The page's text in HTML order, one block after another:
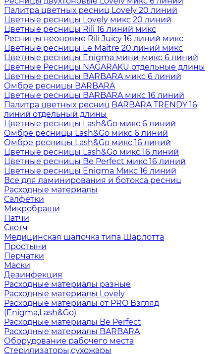
Палитра цветных ресниц Lovely 20 линий
Цветные ресницы Lovely микс 20 линий
Цветные ресницы Rili 16 линий микс
Ресницы неоновые Rili Juicy 16 линий микс
Цветные ресницы Le Maitre 20 линий микс
Цветные ресницы Enigma мини-микс 6 линий
Цветные Ресницы NAGARAKU отдельные длины
Цветные ресницы BARBARA микс 6 линий
Омбре ресницы BARBARA
Цветные ресницы BARBARA микс 16 линий
Палитра цветных ресниц BARBARA TRENDY 16
линий отдельный длины
Цветные ресницы Lash&Go микс 6 линий
Омбре ресницы Lash&Go микс 6 линий
Омбре ресницы Lash&Go микс 16 линий
Цветные ресницы Lash&Go микс 16 линий
Цветные ресницы Be Perfect микс 16 линий
Цветные ресницы Enigma Микс 16 линий
Все для ламинирования и ботокса ресниц
Расходные материалы
Салфетки
Микробраши
Патчи
Скотч
Медицинская шапочка типа Шарлотта
Простыни
Перчатки
Маски
Дезинфекция
Расходные материалы разные
Расходные материалы Lovely
Расходные материалы от PRO Взгляд
(Enigma,Lash&Go)
Расходные материалы Be Perfect
Расходные материалы BARBARA
Оборудование рабочего места
Стерилизаторы,сухожары